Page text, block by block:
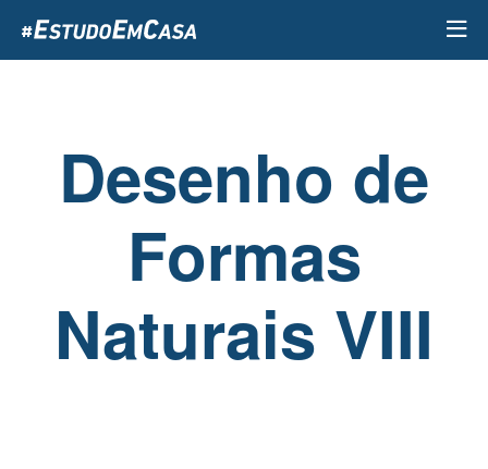
para
o
Desenho de
Formas
Naturais VIII